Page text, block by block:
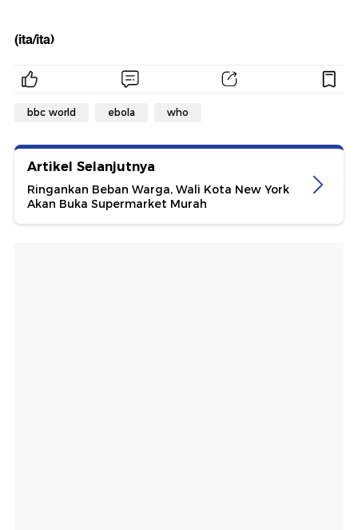
(ita/ita)
bbc world ebola who
Artikel Selanjutnya
Ringankan Beban Warga, Wali Kota New York
Akan Buka Supermarket Murah